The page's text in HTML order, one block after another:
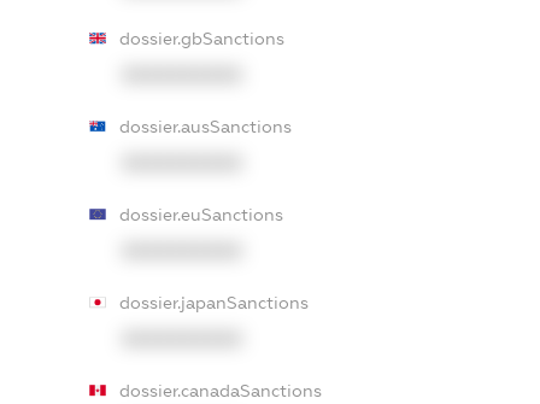
dossier.gbSanctions
dossier.ausSanctions
dossier.euSanctions
dossier.japanSanctions
dossier.canadaSanctions